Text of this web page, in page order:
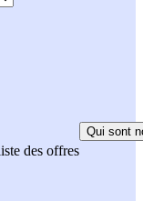
des offres
Qui sont